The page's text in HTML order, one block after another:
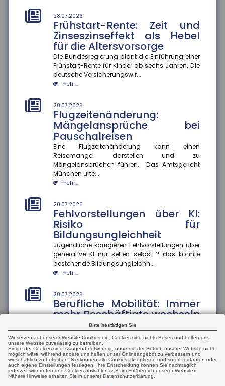
28.07.2026
Frühstart-Rente: Zeit und
Zinseszinseffekt als Hebel
für die Altersvorsorge
Die Bundesregierung plant die Einführung einer
Frühstart-Rente für Kinder ab sechs Jahren. Die
deutsche Versicherungswir...
mehr...
28.07.2026
Flugzeitenänderung:
Mängelansprüche bei
Pauschalreisen
Eine Flugzeitenänderung kann einen
Reisemangel darstellen und zu
Mängelansprüchen führen. Das Amtsgericht
München urte...
mehr...
28.07.2026
Fehlvorstellungen über KI:
Risiko für
Bildungsungleichheit
Jugendliche korrigieren Fehlvorstellungen über
generative KI nur selten selbst ? das könnte
bestehende Bildungsungleichh...
mehr...
28.07.2026
Berufliche Mobilität: Immer
mehr Beschäftigte wechseln
den Beruf
Der Anteil der Beschäftigten, die innerhalb eines
Jahres ihren Beruf wechseln, ist zwischen 2013
und 2024 um 13 Prozentp...
mehr...
Bitte bestätigen Sie
Wir setzen auf unserer Website Cookies ein. Cookies sind nichts Böses und helfen uns,
unsere Website zuverlässig zu betreiben.
Einige der Cookies sind zwingend notwendig, ohne die der Betrieb unserer Website nicht
möglich wäre, während andere uns helfen unser Onlineangebot zu verbessern und
wirtschaftlich zu betreiben. Sie können alle Cookies akzeptieren und sofort fortfahren oder
auch eigene Einstellungen festlegen. Ihre Entscheidung können Sie nachträglich
jederzeit widerrufen und Cookies abwählen (z.B. im Fußbereich unserer Website).
Nähere Hinweise erhalten Sie in unserer Datenschutzerklärung.
28.07.2026
Geschlechterspezifische
Mobilität: Wie Umzüge
Karrierechancen beeinflussen
Paare, die umziehen, stehen oft vor der
Herausforderung, berufliche Kompromisse eingehen
zu müssen. Eine aktuelle Studie...
mehr...
28.07.2026
Mehr Datensouveränität im
Smart Home
Verbraucher sollen künftig selbst entscheiden
können, welche Daten aus ihrem Smart Home sie
teilen. Im Rahmen des Proj...
mehr...
25.07.2026
Frühstartrente
Der Gesetzentwurf zur Frühstartrente nimmt Formen
an. Demnach sollen für jedes Kind vom sechsten bis
zum 18. Lebensjahr...
mehr...
25.07.2026
Anzahl der Versicherungsjahre
aus
Die Höhe der Renten aus der gesetzlichen
Rentenversicherung verteile sich von kleinen Renten
bis hin zu sehr hohen Rente...
25.07.2026
Mehrheit der Azubis zufrieden
90 Prozent der befragten Auszubildenden sind mit